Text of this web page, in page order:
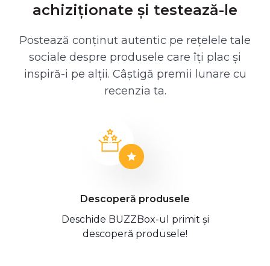
achiziționate și testează-le
Postează conținut autentic pe rețelele tale
sociale despre produsele care îți plac și
inspiră-i pe alții. Câștigă premii lunare cu
recenzia ta.
Descoperă produsele
Deschide BUZZBox-ul primit și
descoperă produsele!